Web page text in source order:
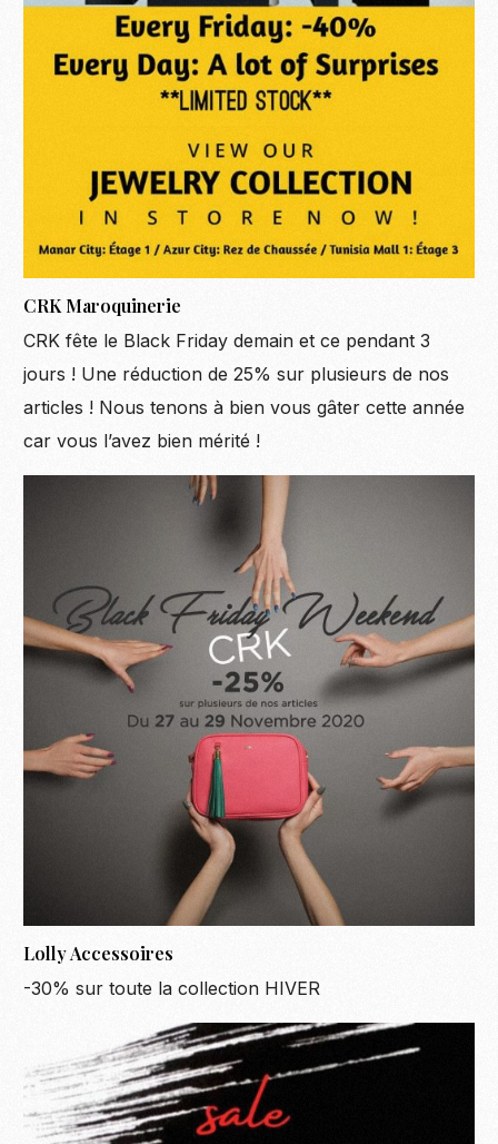
CRK Maroquinerie
CRK fête le Black Friday demain et ce pendant 3
jours ! Une réduction de 25% sur plusieurs de nos
articles ! Nous tenons à bien vous gâter cette année
car vous l’avez bien mérité !
Lolly Accessoires
-30% sur toute la collection HIVER
Become